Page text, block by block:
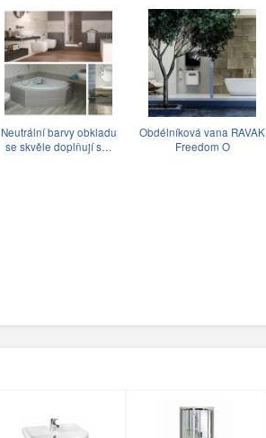
Neutrální barvy obkladu
se skvěle doplňují s…
Obdélníková vana RAVAK
Freedom O